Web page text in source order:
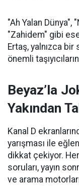
"Ah Yalan Dünya",
"Zahidem" gibi
Ertaş, yalnızca
önemli
Beyaz’la
Yakından
Kanal D
yarışması ile
dikkat çekiyor.
soruları, yayın
ve arama